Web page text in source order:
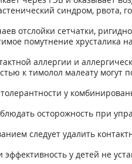
синдром, рвота,
отслойки сетчатки,
помутнение хрусталика
аллергии и
к тимолол малеату
толерантности у
осторожность при
следует удалить
эффективность у детей не